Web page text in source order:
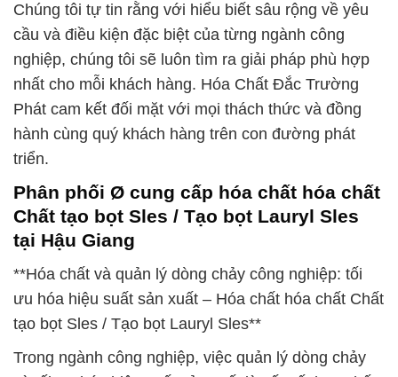
Chúng tôi tự tin rằng với hiểu biết sâu rộng về yêu
cầu và điều kiện đặc biệt của từng ngành công
nghiệp, chúng tôi sẽ luôn tìm ra giải pháp phù hợp
nhất cho mỗi khách hàng. Hóa Chất Đắc Trường
Phát cam kết đối mặt với mọi thách thức và đồng
hành cùng quý khách hàng trên con đường phát
triển.
Phân phối Ø cung cấp hóa chất hóa chất
Chất tạo bọt Sles / Tạo bọt Lauryl Sles
tại Hậu Giang
**Hóa chất và quản lý dòng chảy công nghiệp: tối
ưu hóa hiệu suất sản xuất – Hóa chất hóa chất Chất
tạo bọt Sles / Tạo bọt Lauryl Sles**
Trong ngành công nghiệp, việc quản lý dòng chảy